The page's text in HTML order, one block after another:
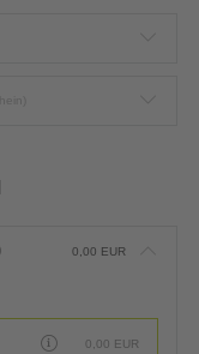
0,00 EUR
0,00 EUR